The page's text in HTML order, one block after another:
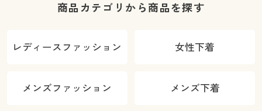
商品カテゴリから商品を探す
レディースファッション 女性下着
メンズファッション メンズ下着